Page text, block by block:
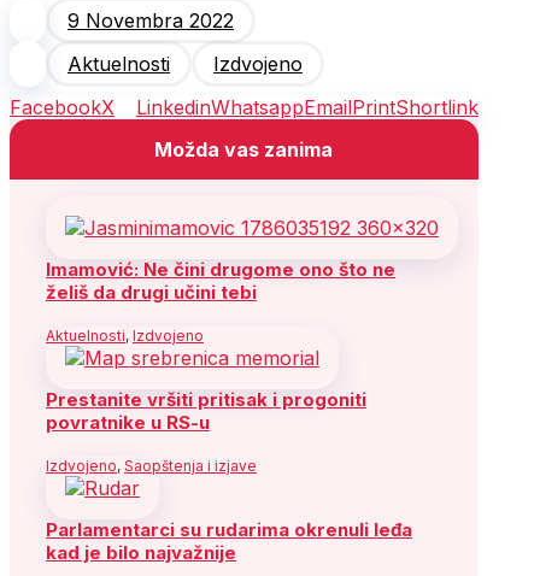
9 Novembra 2022
Aktuelnosti
Izdvojeno
FacebookX LinkedinWhatsappEmailPrintShortlink
Možda vas zanima
Imamović: Ne čini drugome ono što ne
želiš da drugi učini tebi
Aktuelnosti, Izdvojeno
Prestanite vršiti pritisak i progoniti
povratnike u RS-u
Izdvojeno, Saopštenja i izjave
Parlamentarci su rudarima okrenuli leđa
kad je bilo najvažnije